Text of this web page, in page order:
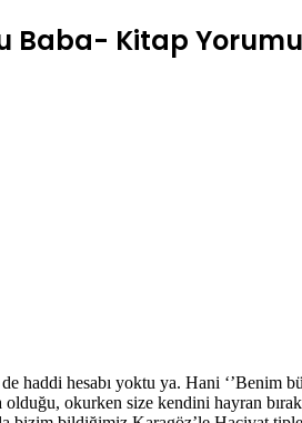
Baba- Kitap Yorumu
haddi hesabı yoktu ya. Hani
okurken size kendini hayran